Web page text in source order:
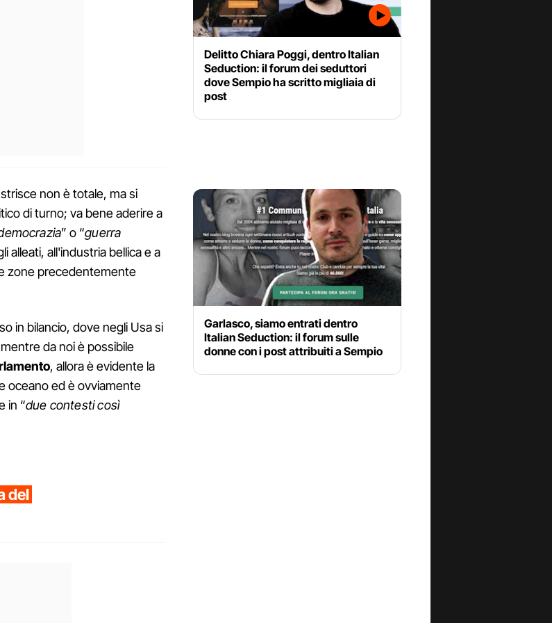
non è totale, ma si
di turno; va bene aderire a
” o “guerra
alleati, all'industria bellica e a
zone precedentemente
in bilancio, dove negli Usa si
da noi è possibile
, allora è evidente la
oceano ed è ovviamente
in “due contesti così
del
Delitto Chiara Poggi, dentro Italian
Seduction: il forum dei seduttori
dove Sempio ha scritto migliaia di
post
Garlasco, siamo entrati dentro
Italian Seduction: il forum sulle
donne con i post attribuiti a Sempio